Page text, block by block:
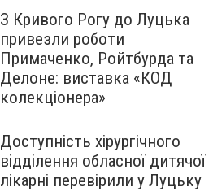
З Кривого Рогу до Луцька
привезли роботи
Примаченко, Ройтбурда та
Делоне: виставка «КОД
колекціонера»
Доступність хірургічного
відділення обласної дитячої
лікарні перевірили у Луцьку